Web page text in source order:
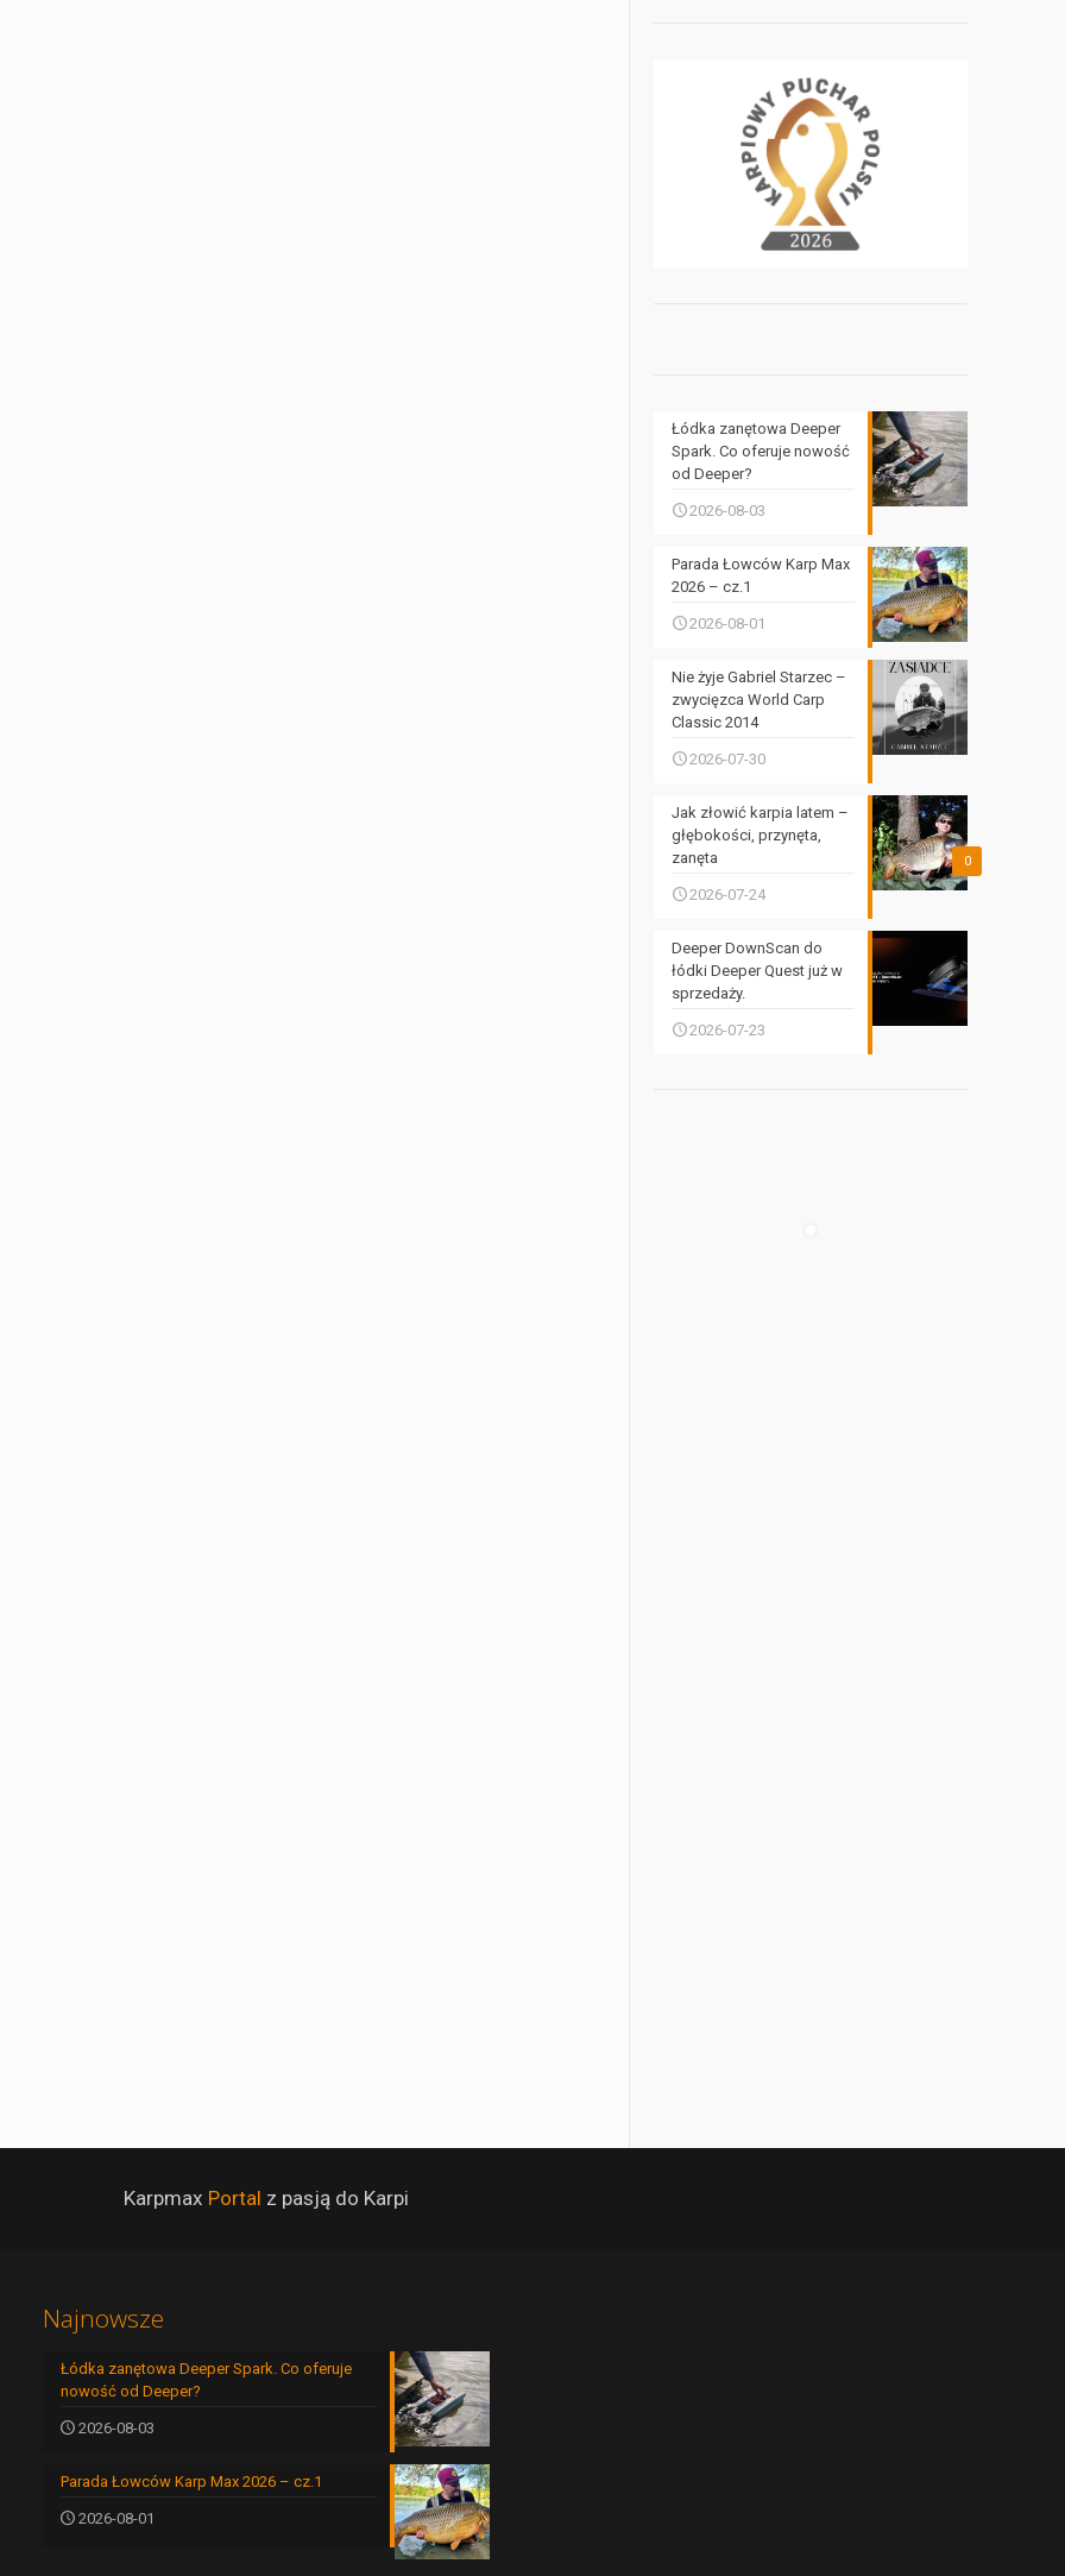
Łódka zanętowa Deeper
Spark. Co oferuje nowość
od Deeper?
2026-08-03
Parada Łowców Karp Max
2026 – cz.1
2026-08-01
Nie żyje Gabriel Starzec –
zwycięzca World Carp
Classic 2014
2026-07-30
0
Jak złowić karpia latem –
głębokości, przynęta,
zanęta
2026-07-24
Deeper DownScan do
łódki Deeper Quest już w
sprzedaży.
2026-07-23
Karpmax Portal z pasją do Karpi
Najnowsze
Łódka zanętowa Deeper Spark. Co oferuje
nowość od Deeper?
2026-08-03
Parada Łowców Karp Max 2026 – cz.1
2026-08-01